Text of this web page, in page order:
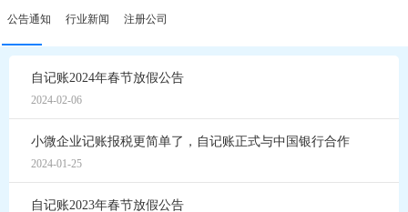
公告通知 行业新闻 注册公司
自记账2024年春节放假公告
2024-02-06
小微企业记账报税更简单了，自记账正式与中国银行合作
2024-01-25
自记账2023年春节放假公告